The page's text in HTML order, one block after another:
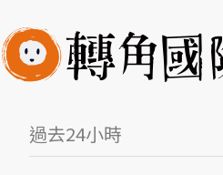
過去24小時